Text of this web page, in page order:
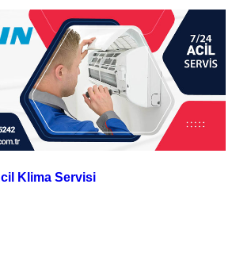
Klima Servisi